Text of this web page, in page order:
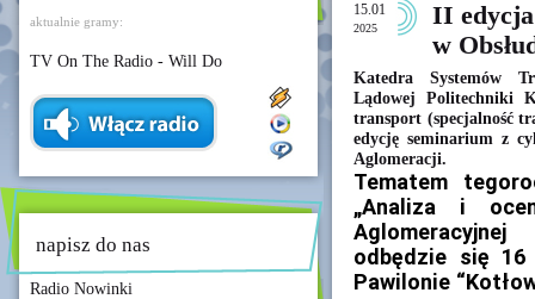
aktualnie gramy:
TV On The Radio - Will Do
napisz do nas
Radio Nowinki
15.01
2025
II
w
Katedra Systemów
Lądowej Politechniki
transport (specjalność
edycję seminarium z
Aglomeracji.
Tematem
„Analiza i
odbędzie się
Pawilonie